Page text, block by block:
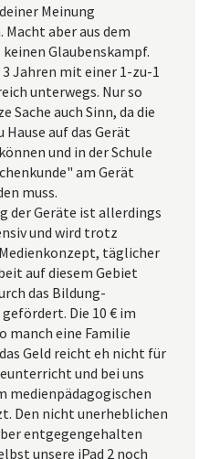
Meinung
aber aus dem
Glaubenskampf.
Jahren mit einer 1-zu-1
unterwegs. Nur so
Sache auch Sinn, da die
Hause auf das Gerät
und in der Schule
am Gerät
muss.
der Geräte ist allerdings
und wird trotz
täglicher
auf diesem Gebiet
das Bildung-
Die 10 € im
manch eine Familie
Geld reicht eh nicht für
und bei uns
medienpädagogischen
Den nicht unerheblichen
entgegengehalten
unsere iPad 2 noch